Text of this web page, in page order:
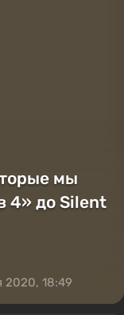
мы
4» до Silent
2020, 18:49